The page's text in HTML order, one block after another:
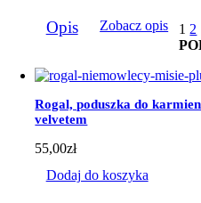
do
184,00zł
produkt
wariantów.
można
wybrać
na
stronie
produktu
Opis Zobacz opis 1 2
Rogal, poduszka do
velvetem
55,00zł
Dodaj do koszyka